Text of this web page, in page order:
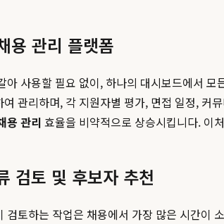
용 관리 플랫폼
아 사용할 필요 없이, 하나의 대시보드에서
관리하며, 각 지원자별 평가, 면접 일정,
용 관리 효율을 비약적으로 상승시킵니다. 이
검토 및 후보자 추천
검토하는 작업은 채용에서 가장 많은 시간이